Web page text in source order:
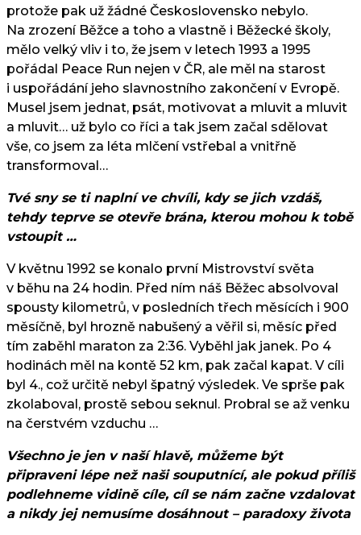
protože pak už žádné Československo nebylo.
Na zrození Běžce a toho a vlastně i Běžecké školy,
mělo velký vliv i to, že jsem v letech 1993 a 1995
pořádal Peace Run nejen v ČR, ale měl na starost
i uspořádání jeho slavnostního zakončení v Evropě.
Musel jsem jednat, psát, motivovat a mluvit a mluvit
a mluvit… už bylo co říci a tak jsem začal sdělovat
vše, co jsem za léta mlčení vstřebal a vnitřně
transformoval…
Tvé sny se ti naplní ve chvíli, kdy se jich vzdáš,
tehdy teprve se otevře brána, kterou mohou k tobě
vstoupit …
V květnu 1992 se konalo první Mistrovství světa
v běhu na 24 hodin. Před ním náš Běžec absolvoval
spousty kilometrů, v posledních třech měsících i 900
měsíčně, byl hrozně nabušený a věřil si, měsíc před
tím zaběhl maraton za 2:36. Vyběhl jak janek. Po 4
hodinách měl na kontě 52 km, pak začal kapat. V cíli
byl 4., což určitě nebyl špatný výsledek. Ve sprše pak
zkolaboval, prostě sebou seknul. Probral se až venku
na čerstvém vzduchu …
Všechno je jen v naší hlavě, můžeme být
připraveni lépe než naši souputnící, ale pokud příliš
podlehneme vidině cíle, cíl se nám začne vzdalovat
a nikdy jej nemusíme dosáhnout – paradoxy života